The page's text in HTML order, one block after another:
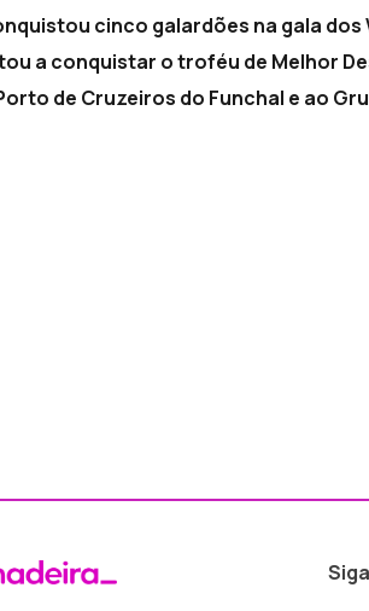
cinco galardões na gala
a conquistar o troféu de Melhor
de Cruzeiros do Funchal e ao